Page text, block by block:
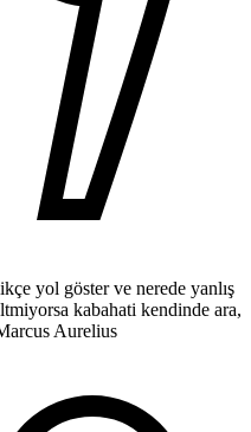
yol göster ve nerede yanlış
kabahati kendinde ara,
Aurelius